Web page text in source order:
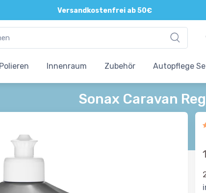
Versandkostenfrei ab 50€
Polieren Innenraum Zubehör Autopflege
Sonax Caravan